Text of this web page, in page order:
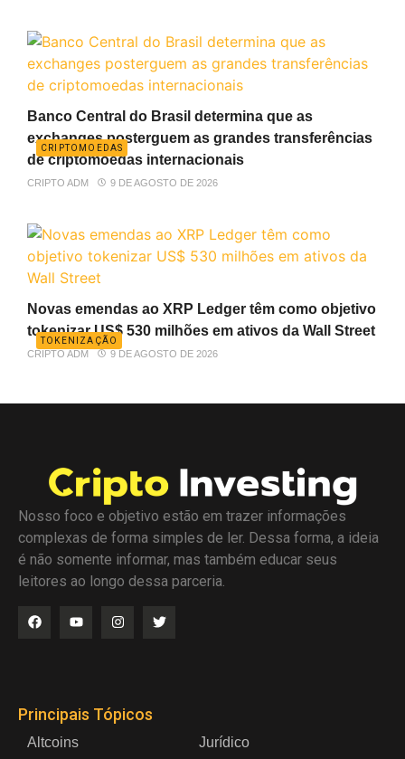
CRIPTOMOEDAS
Banco Central do Brasil determina que as
exchanges posterguem as grandes transferências
de criptomoedas internacionais
CRIPTO ADM 9 DE AGOSTO DE 2026
TOKENIZAÇÃO
Novas emendas ao XRP Ledger têm como objetivo
tokenizar US$ 530 milhões em ativos da Wall Street
CRIPTO ADM 9 DE AGOSTO DE 2026
Nosso foco e objetivo estão em trazer informações
complexas de forma simples de ler. Dessa forma, a ideia
é não somente informar, mas também educar seus
leitores ao longo dessa parceria.
Principais Tópicos
Altcoins
Jurídico